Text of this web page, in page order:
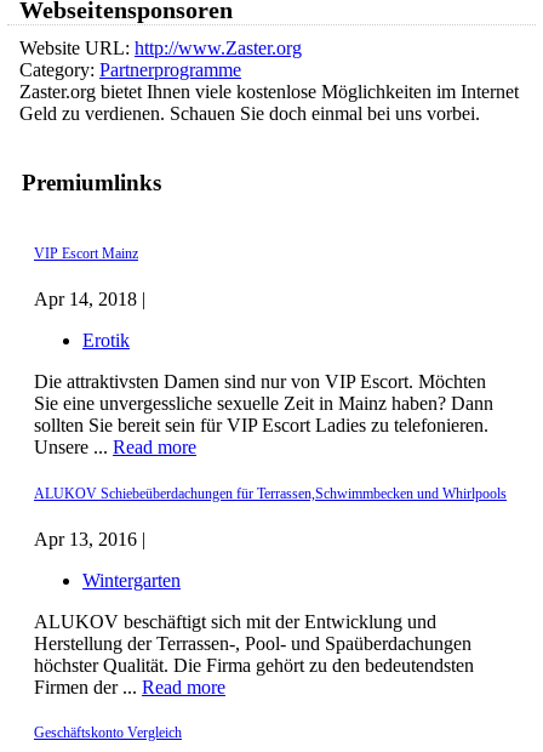
Premiumlinks
VIP Escort Mainz
Apr 14, 2018 |
Erotik
Die attraktivsten Damen sind nur von VIP Escort. Möchten
Sie eine unvergessliche sexuelle Zeit in Mainz haben? Dann
sollten Sie bereit sein für VIP Escort Ladies zu telefonieren.
Unsere ... Read more
ALUKOV Schiebeüberdachungen für Terrassen,Schwimmbecken und Whirlpools
Apr 13, 2016 |
Wintergarten
ALUKOV beschäftigt sich mit der Entwicklung und
Herstellung der Terrassen-, Pool- und Spaüberdachungen
höchster Qualität. Die Firma gehört zu den bedeutendsten
Firmen der ... Read more
Geschäftskonto Vergleich
Webseitensponsoren
Website URL: http://www.Zaster.org
Category: Partnerprogramme
Zaster.org bietet Ihnen viele kostenlose Möglichkeiten im Internet
Geld zu verdienen. Schauen Sie doch einmal bei uns vorbei.